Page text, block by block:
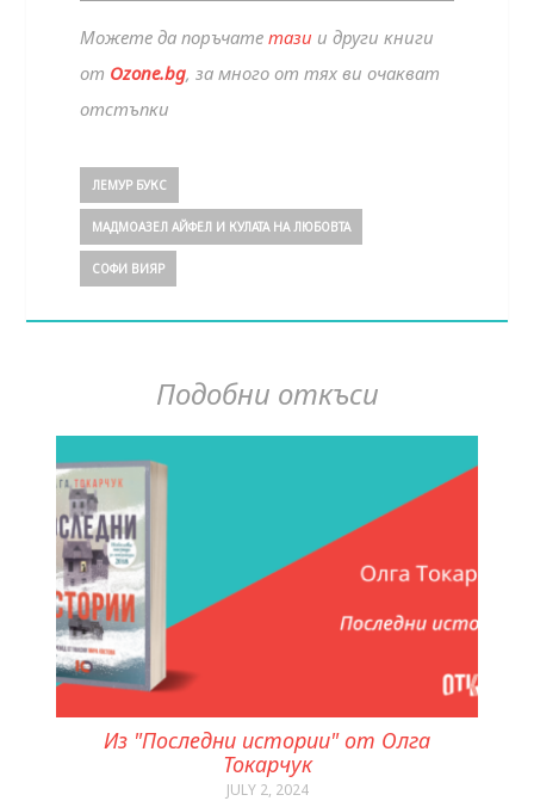
Можете да поръчатетази и други книги
от Ozone.bg, за много от тях ви очакват
отстъпки
ЛЕМУР БУКС
МАДМОАЗЕЛ АЙФЕЛ И КУЛАТА НА ЛЮБОВТА
СОФИ ВИЯР
Подобни откъси
Из "Последни истории" от Олга
Токарчук
JULY 2, 2024